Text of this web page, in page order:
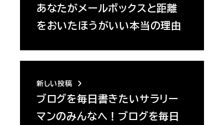
あなたがメールボックスと距離
をおいたほうがいい本当の理由
新しい投稿
ブログを毎日書きたいサラリー
マンのみんなへ！ブログを毎日